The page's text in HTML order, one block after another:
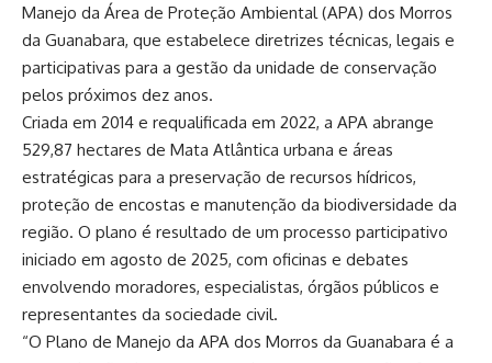
Manejo da Área de Proteção Ambiental (APA) dos Morros
da Guanabara, que estabelece diretrizes técnicas, legais e
participativas para a gestão da unidade de conservação
pelos próximos dez anos.
Criada em 2014 e requalificada em 2022, a APA abrange
529,87 hectares de Mata Atlântica urbana e áreas
estratégicas para a preservação de recursos hídricos,
proteção de encostas e manutenção da biodiversidade da
região. O plano é resultado de um processo participativo
iniciado em agosto de 2025, com oficinas e debates
envolvendo moradores, especialistas, órgãos públicos e
representantes da sociedade civil.
“O Plano de Manejo da APA dos Morros da Guanabara é a